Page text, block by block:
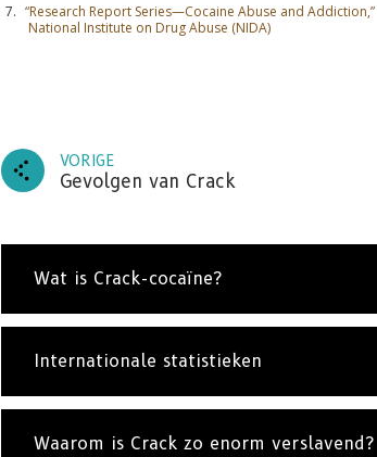
“Research Report Series—Cocaine Abuse and Addiction,”
National Institute on Drug Abuse (NIDA)
VORIGE
Gevolgen van Crack
Wat is Crack-cocaïne?
Internationale statistieken
Waarom is Crack zo enorm verslavend?
ABONNEER JE OP
Abonneer je op